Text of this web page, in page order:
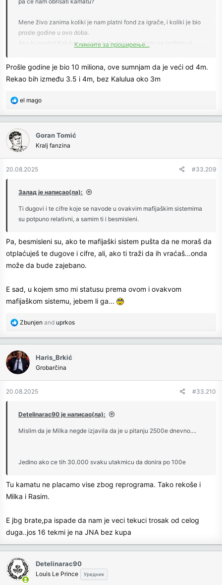
Mene živo zanima koliki je nam platni fond za igrače, i koliki je bio
prosle godine u ovo doba.
Ako bi prodali Kalulua, ja mislim da danas na plate ne trošimo ni
Ako ćemo pravo Mijatović je uradio ogroman posao da nas ratosilja
skupih poluigrača i za puno manje para napravio dosta bolji tim.
onaj momak Miličić. Ne znam kakav je njegov status.
Кликните за проширење...
Prošle godine je bio 10 miliona, ove sumnjam da je veći od 4m.
Rekao bih između 3.5 i 4m, bez Kalulua oko 3m
R
c
t
i
o
n
el mago
Goran Tomić
Kralj fanzina
20.08.2025 #33.209
Залад је написао(ла):
Ti dugovi i te cifre koje se navode u ovakvim mafijaškim sistemima
su potpuno relativni, a samim ti i besmisleni.
Pa, besmisleni su, ako te mafijaški sistem pušta da ne moraš da
otplaćuješ te dugove i cifre, ali, ako ti traži da ih vraćaš...onda
može da bude zajebano.
E sad, u kojem smo mi statusu prema ovom i ovakvom
mafijaškom sistemu, jebem li ga...
R
c
t
i
o
n
Zbunjen and uprkos
Haris_Brkić
Grobarčina
20.08.2025 #33.210
Detelinarac90 је написао(ла):
Mislim da je Milka negde izjavila da je u pitanju 2500e dnevno....
Jedino ako ce tih 30.000 svaku utakmicu da donira po 100e
Tu kamatu ne placamo vise zbog reprograma. Tako rekoše i
Milka i Rasim.
E jbg brate,pa ispade da nam je veci tekuci trosak od celog
duga..jos 16 tekmi je na JNA bez kupa
Detelinarac90
Louis Le Prince Уредник